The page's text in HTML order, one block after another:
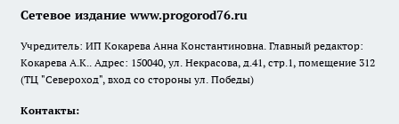
Сетевое издание www.progorod76.ru
Учредитель: ИП Кокарева Анна Константиновна. Главный редактор:
Кокарева А.К.. Адрес: 150040, ул. Некрасова, д.41, стр.1, помещение 312
(ТЦ "Североход", вход со стороны ул. Победы)
Контакты: